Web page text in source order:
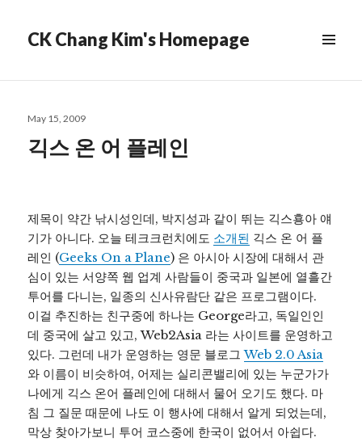
CK Chang Kim's Homepage
Posted
May 15, 2009
긱스 온 어 플레인
제목이 약간 낚시성인데, 박지성과 같이 뛰는 긱스횽아 얘
기가 아니다. 오늘 테크크런치에도 소개된 긱스 온 어 플
레인 (Geeks On a Plane) 은 아시아 시장에 대해서 관
심이 있는 서양쪽 웹 업계 사람들이 중국과 일본에 열흘간
투어를 다니는, 일종의 신사유람단 같은 프로그램이다.
이걸 추진하는 친구중에 하나는 George라고, 독일인인
데 중국에 살고 있고, Web2Asia 라는 사이트를 운영하고
있다. 그런데 내가 운영하는 영문 블로그Web 2.0 Asia
와 이름이 비슷하여, 어제는 실리콘밸리에 있는 누군가가
나에게 긱스 온어 플레인에 대해서 물어 오기도 했다. 마
침 그 질문 때문에 나도 이 행사에 대해서 알게 되었는데,
막상 찾아가보니 투어 코스중에 한국이 없어서 아쉽다.